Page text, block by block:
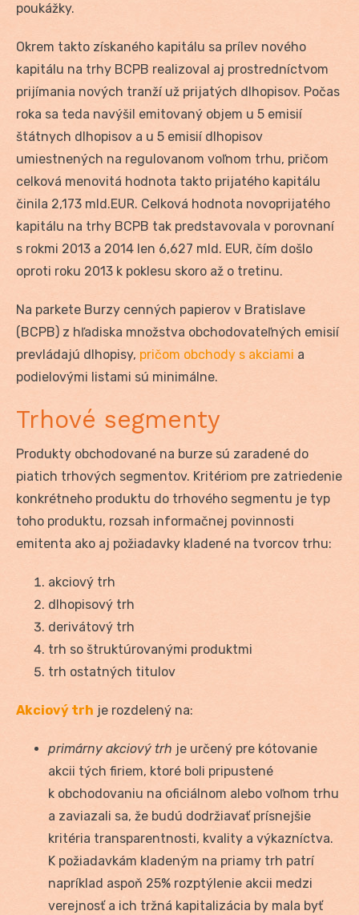
poukážky.
Okrem takto získaného kapitálu sa prílev nového
kapitálu na trhy BCPB realizoval aj prostredníctvom
prijímania nových tranží už prijatých dlhopisov. Počas
roka sa teda navýšil emitovaný objem u 5 emisií
štátnych dlhopisov a u 5 emisií dlhopisov
umiestnených na regulovanom voľnom trhu, pričom
celková menovitá hodnota takto prijatého kapitálu
činila 2,173 mld.EUR. Celková hodnota novoprijatého
kapitálu na trhy BCPB tak predstavovala v porovnaní
s rokmi 2013 a 2014 len 6,627 mld. EUR, čím došlo
oproti roku 2013 k poklesu skoro až o tretinu.
Na parkete Burzy cenných papierov v Bratislave
(BCPB) z hľadiska množstva obchodovateľných emisií
prevládajú dlhopisy, pričom obchody s akciami a
podielovými listami sú minimálne.
Trhové segmenty
Produkty obchodované na burze sú zaradené do
piatich trhových segmentov. Kritériom pre zatriedenie
konkrétneho produktu do trhového segmentu je typ
toho produktu, rozsah informačnej povinnosti
emitenta ako aj požiadavky kladené na tvorcov trhu:
akciový trh
dlhopisový trh
derivátový trh
trh so štruktúrovanými produktmi
trh ostatných titulov
Akciový trh je rozdelený na:
primárny akciový trh je určený pre kótovanie
akcii tých firiem, ktoré boli pripustené
k obchodovaniu na oficiálnom alebo voľnom trhu
a zaviazali sa, že budú dodržiavať prísnejšie
kritéria transparentnosti, kvality a výkazníctva.
K požiadavkám kladeným na priamy trh patrí
napríklad aspoň 25% rozptýlenie akcii medzi
verejnosť a ich tržná kapitalizácia by mala byť